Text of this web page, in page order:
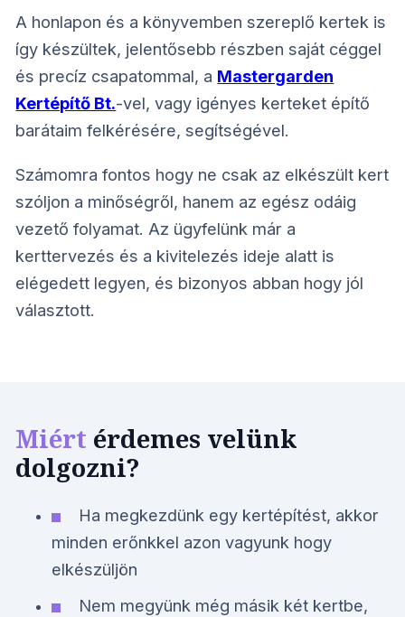
A honlapon és a könyvemben szereplő kertek is
így készültek, jelentősebb részben saját céggel
és precíz csapatommal, a Mastergarden
Kertépítő Bt.-vel, vagy igényes kerteket építő
barátaim felkérésére, segítségével.
Számomra fontos hogy ne csak az elkészült kert
szóljon a minőségről, hanem az egész odáig
vezető folyamat. Az ügyfelünk már a
kerttervezés és a kivitelezés ideje alatt is
elégedett legyen, és bizonyos abban hogy jól
választott.
Miért érdemes velünk
dolgozni?
Ha megkezdünk egy kertépítést, akkor
minden erőnkkel azon vagyunk hogy
elkészüljön
Nem megyünk még másik két kertbe,